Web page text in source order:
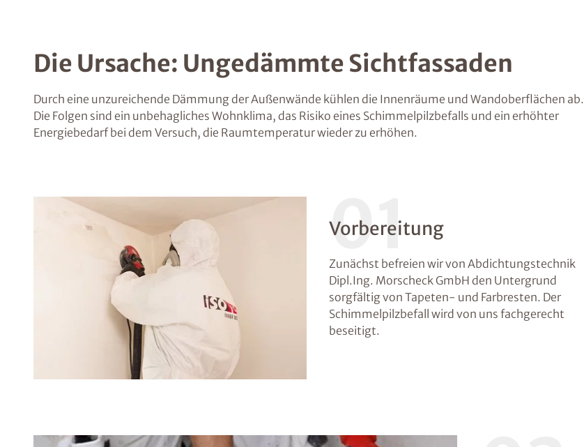
Die Ursache: Ungedämmte Sichtfassaden
Durch eine unzureichende Dämmung der Außenwände kühlen die Innenräume und Wandoberflächen ab.
Die Folgen sind ein unbehagliches Wohnklima, das Risiko eines Schimmelpilzbefalls und ein erhöhter
Energiebedarf bei dem Versuch, die Raumtemperatur wieder zu erhöhen.
01
Vorbereitung
Zunächst befreien wir von Abdichtungstechnik
Dipl.Ing. Morscheck GmbH den Untergrund
sorgfältig von Tapeten- und Farbresten. Der
Schimmelpilzbefall wird von uns fachgerecht
beseitigt.